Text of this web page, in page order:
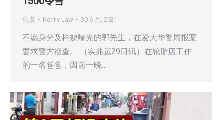
焦点 Kenny Law 30 6 月, 2021
不愿身分及样貌曝光的郭先生，在爱大华警局报案
要求警方彻查。 （实兆远29日讯）在轮胎店工作
的一名爸爸，因前一晚…